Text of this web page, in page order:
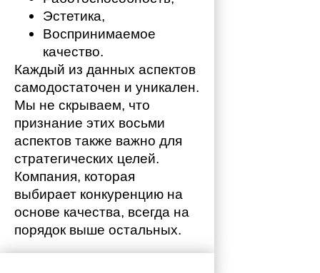
Эстетика,
Воспринимаемое
качество.
Каждый из данных аспектов
самодостаточен и уникален.
Мы не скрываем, что
признание этих восьми
аспектов также важно для
стратегических целей.
Компания, которая
выбирает конкуренцию на
основе качества, всегда на
порядок выше остальных.